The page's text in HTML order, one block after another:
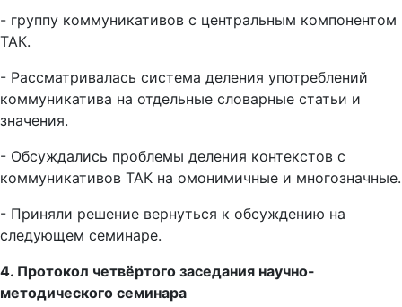
- группу коммуникативов с центральным компонентом
ТАК.
- Рассматривалась система деления употреблений
коммуникатива на отдельные словарные статьи и
значения.
- Обсуждались проблемы деления контекстов с
коммуникативов ТАК на омонимичные и многозначные.
- Приняли решение вернуться к обсуждению на
следующем семинаре.
4. Протокол четвёртого заседания научно-
методического семинара